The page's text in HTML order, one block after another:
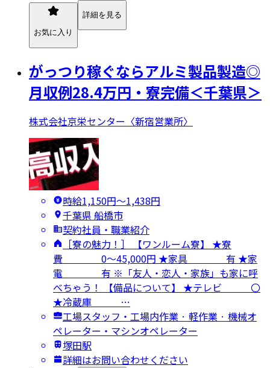
お気に入り
詳細を見る
がっつり稼ぐならアルミ製品製造◎
月収例28.4万円・寮完備＜千葉県＞
株式会社京栄センター〈新宿営業所〉
時給1,150円〜1,438円
千葉県 船橋市
契約社員・職業紹介
［寮の魅力！］ 【ワンルーム寮】 ★寮
費 0～45,000円 ★家具 有 ★家
電 有 ※「友人・恋人・家族」も家に呼
べちゃう！ 【備品について】 ★テレビ 〇
★冷蔵庫 …
工場スタッフ・工場内作業 · 軽作業 · 機械オ
ペレーター・マシンオペレーター
塚田駅
詳細はお問い合わせください